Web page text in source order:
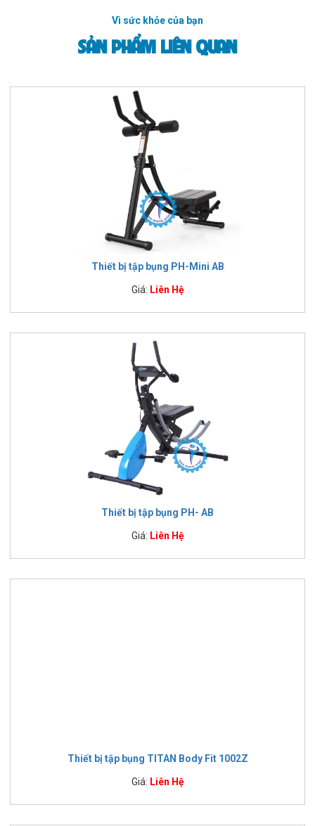
Vì sức khỏe của bạn
SẢN PHẨM LIÊN QUAN
Thiết bị tập bụng PH-Mini AB
Giá: Liên Hệ
Thiết bị tập bụng PH- AB
Giá: Liên Hệ
Thiết bị tập bụng TITAN Body Fit 1002Z
Giá: Liên Hệ